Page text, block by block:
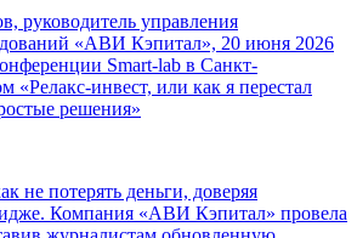
руководитель управления
«АВИ Кэпитал», 20 июня 2026
Smart-lab в Санкт-
«Релакс-инвест, или как я перестал
решения»
не потерять деньги, доверяя
Компания «АВИ Кэпитал» провела